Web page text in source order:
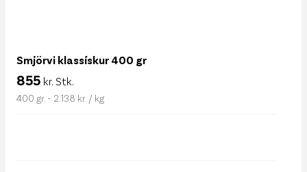
Smjörvi klassískur 400 gr
855 kr. Stk.
400 gr. - 2.138 kr. / kg